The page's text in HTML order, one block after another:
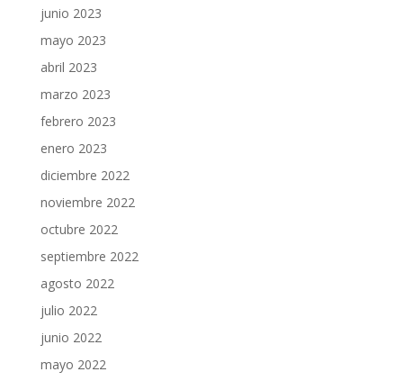
junio 2023
mayo 2023
abril 2023
marzo 2023
febrero 2023
enero 2023
diciembre 2022
noviembre 2022
octubre 2022
septiembre 2022
agosto 2022
julio 2022
junio 2022
mayo 2022